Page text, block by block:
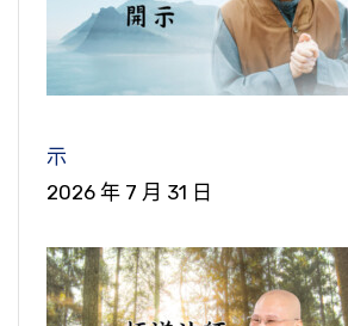
示
2026 年 7 月 31 日